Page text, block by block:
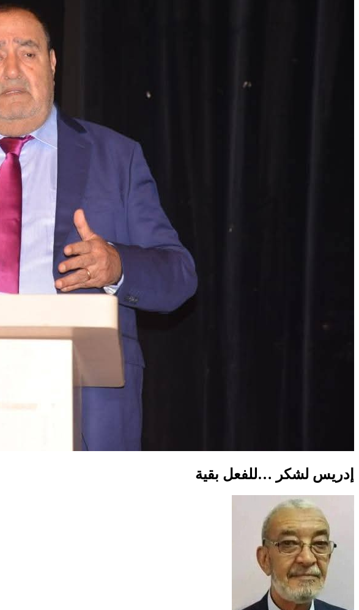
إدريس لشكر …للفعل بقية